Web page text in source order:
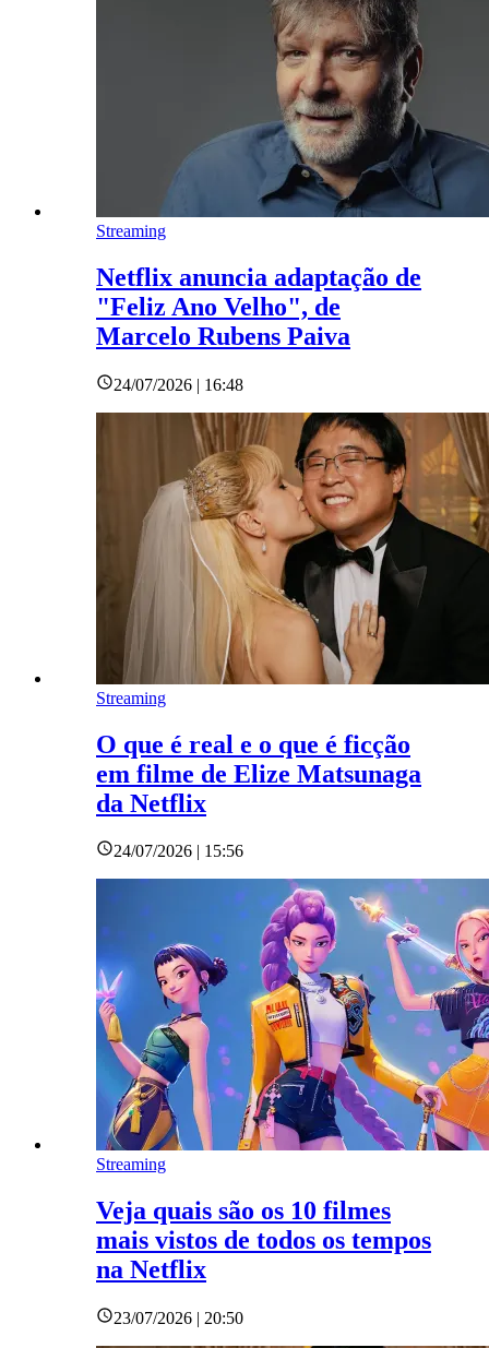
Streaming
Netflix anuncia adaptação de
"Feliz Ano Velho", de
Marcelo Rubens Paiva
24/07/2026 | 16:48
Streaming
O que é real e o que é ficção
em filme de Elize Matsunaga
da Netflix
24/07/2026 | 15:56
Streaming
Veja quais são os 10 filmes
mais vistos de todos os tempos
na Netflix
23/07/2026 | 20:50